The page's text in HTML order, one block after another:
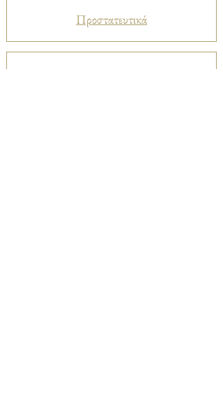
Προστατευτικά